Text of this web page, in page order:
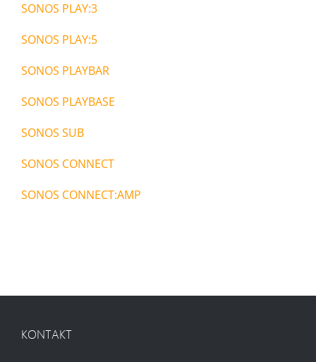
SONOS PLAY:3
SONOS PLAY:5
SONOS PLAYBAR
SONOS PLAYBASE
SONOS SUB
SONOS CONNECT
SONOS CONNECT:AMP
KONTAKT